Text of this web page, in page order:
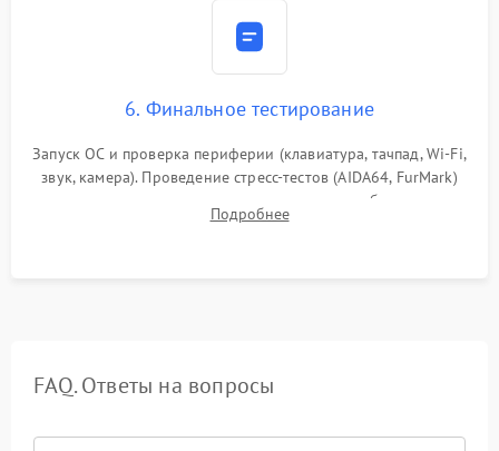
6. Финальное тестирование
Запуск ОС и проверка периферии (клавиатура, тачпад, Wi-Fi,
звук, камера). Проведение стресс-тестов (AIDA64, FurMark)
для контроля температурного режима и стабильности
системы под пиковой нагрузкой.
Подробнее
FAQ. Ответы на вопросы